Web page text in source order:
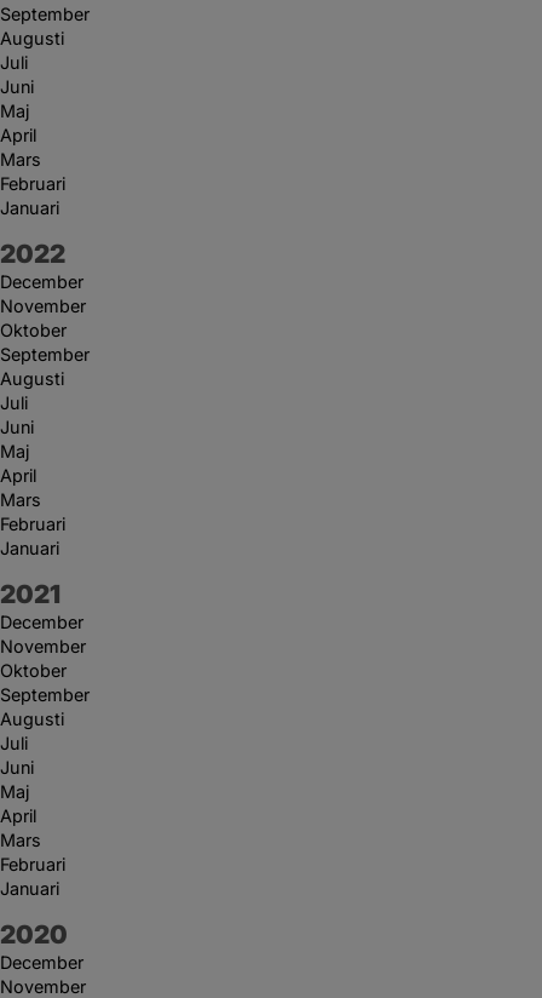
September
Augusti
Juli
Juni
Maj
April
Mars
Februari
Januari
År:
2022
December
November
Oktober
September
Augusti
Juli
Juni
Maj
April
Mars
Februari
Januari
År:
2021
December
November
Oktober
September
Augusti
Juli
Juni
Maj
April
Mars
Februari
Januari
År:
2020
December
November